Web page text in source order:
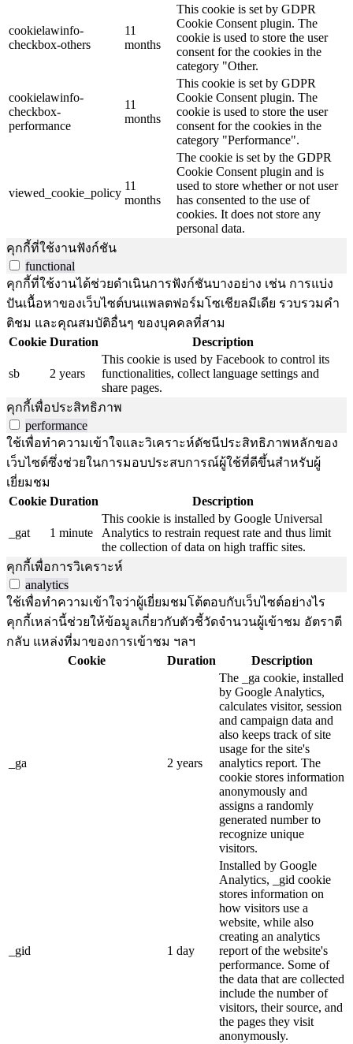
cookielawinfo-
checkbox-others
11
months
This cookie is set by GDPR
Cookie Consent plugin. The
cookie is used to store the user
consent for the cookies in the
category "Other.
cookielawinfo-
checkbox-
performance
11
months
This cookie is set by GDPR
Cookie Consent plugin. The
cookie is used to store the user
consent for the cookies in the
category "Performance".
viewed_cookie_policy
11
months
The cookie is set by the GDPR
Cookie Consent plugin and is
used to store whether or not user
has consented to the use of
cookies. It does not store any
personal data.
คุกกี้ที่ใช้งานฟังก์ชัน
functional
คุกกี้ที่ใช้งานได้ช่วยดำเนินการฟังก์ชันบางอย่าง เช่น การแบ่ง
ปันเนื้อหาของเว็บไซต์บนแพลตฟอร์มโซเชียลมีเดีย รวบรวมคำ
ติชม และคุณสมบัติอื่นๆ ของบุคคลที่สาม
Cookie Duration Description
sb 2 years
This cookie is used by Facebook to control its
functionalities, collect language settings and
share pages.
คุกกี้เพื่อประสิทธิภาพ
performance
ใช้เพื่อทำความเข้าใจและวิเคราะห์ดัชนีประสิทธิภาพหลักของ
เว็บไซต์ซึ่งช่วยในการมอบประสบการณ์ผู้ใช้ที่ดีขึ้นสำหรับผู้
เยี่ยมชม
Cookie Duration Description
_gat 1 minute
This cookie is installed by Google Universal
Analytics to restrain request rate and thus limit
the collection of data on high traffic sites.
คุกกี้เพื่อการวิเคราะห์
analytics
ใช้เพื่อทำความเข้าใจว่าผู้เยี่ยมชมโต้ตอบกับเว็บไซต์อย่างไร
คุกกี้เหล่านี้ช่วยให้ข้อมูลเกี่ยวกับตัวชี้วัดจำนวนผู้เข้าชม อัตราตี
กลับ แหล่งที่มาของการเข้าชม ฯลฯ
Cookie
Duration Description
_ga 2 years
The _ga cookie, installed
by Google Analytics,
calculates visitor, session
and campaign data and
also keeps track of site
usage for the site's
analytics report. The
cookie stores information
anonymously and
assigns a randomly
generated number to
recognize unique
visitors.
_gid 1 day
Installed by Google
Analytics, _gid cookie
stores information on
how visitors use a
website, while also
creating an analytics
report of the website's
performance. Some of
the data that are collected
include the number of
visitors, their source, and
the pages they visit
anonymously.